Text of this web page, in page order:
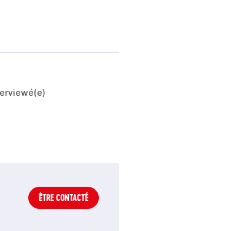
ÊTRE CONTACTÉ